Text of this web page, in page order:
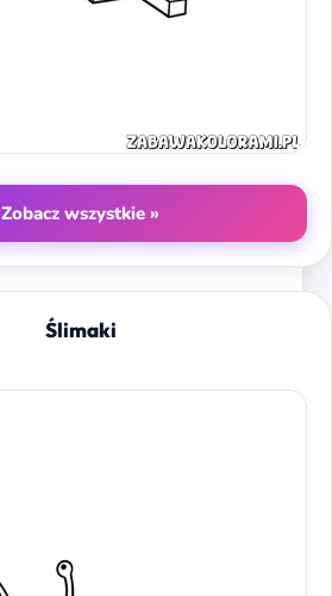
Zobacz wszystkie »
Ślimaki